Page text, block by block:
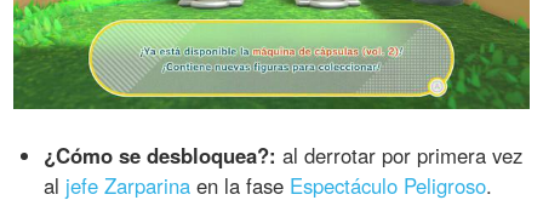
¿Cómo se desbloquea?: al derrotar por primera vez
al jefe Zarparina en la fase Espectáculo Peligroso.